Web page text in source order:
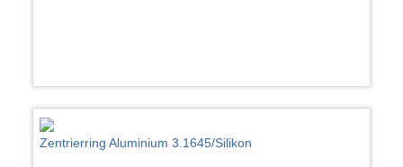
Zentrierring Aluminium 3.1645/Silikon